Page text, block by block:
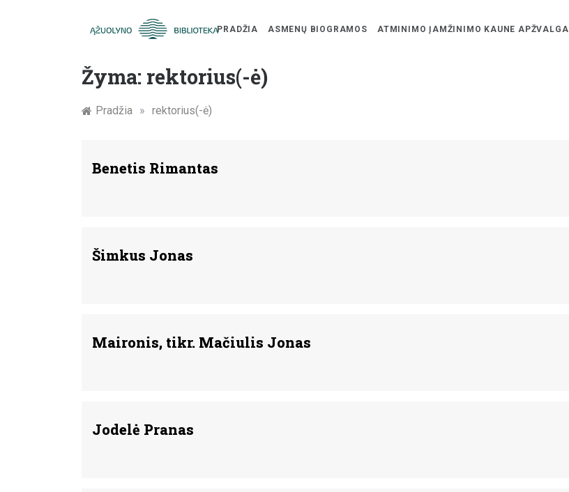
Žymūs
Kauno
atminimo
PRADŽIA ASMENŲ BIOGRAMOS ATMINIMO ĮAMŽINIMO KAUNE APŽVALGA
Žyma: rektorius(-ė)
Pradžia » rektorius(-ė)
Benetis Rimantas
Šimkus Jonas
Maironis, tikr. Mačiulis Jonas
Jodelė Pranas